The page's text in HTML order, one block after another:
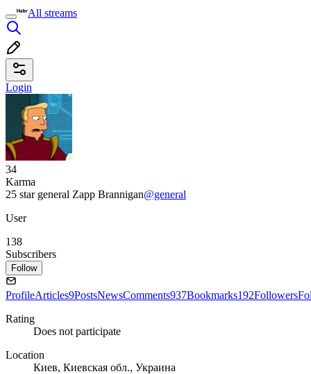
All streams
Login
34
Karma
25 star general Zapp Brannigan@general
User
138
Subscribers
Follow
ProfileArticles9PostsNewsComments937Bookmarks192Followers
Rating
Does not participate
Location
Киев, Киевская обл., Украина